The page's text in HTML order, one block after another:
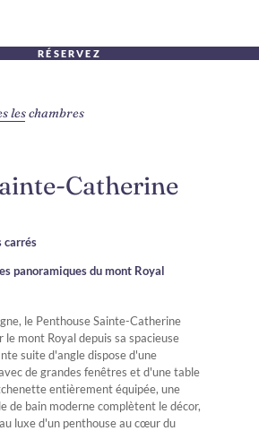
RÉSERVEZ
Catherine
carrés
panoramiques du mont Royal
le Penthouse Sainte-Catherine
mont Royal depuis sa spacieuse
suite d'angle dispose d'une
de grandes fenêtres et d'une table
entièrement équipée, une
de bain moderne complètent le décor,
luxe d'un penthouse au cœur du
les chambres